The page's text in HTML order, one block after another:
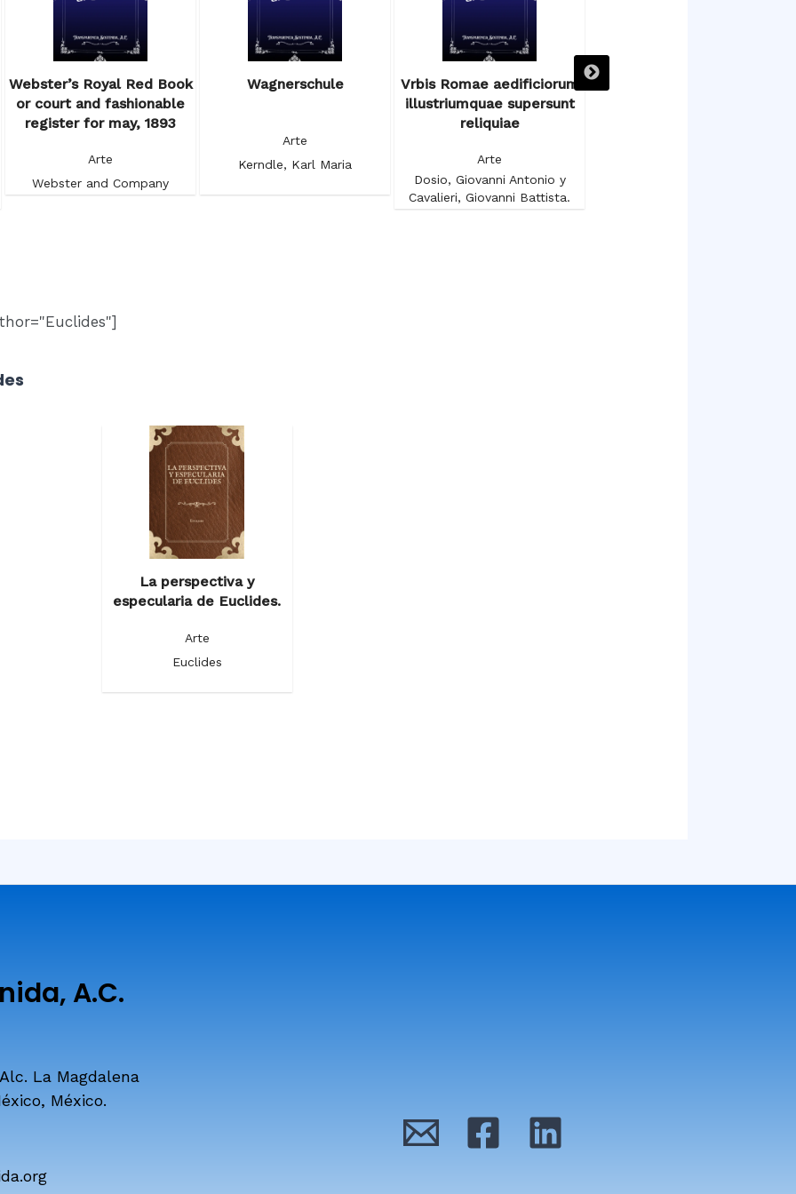
Webster’s Royal Red Book
or court and fashionable
register for may, 1893
Arte
Webster and Company
Wagnerschule
Arte
Kerndle, Karl Maria
Vrbis Romae aedificiorum
illustriumquae supersunt
reliquiae
Arte
Dosio, Giovanni Antonio y
Cavalieri, Giovanni Battista.
Voyage autour du Salon
La perspectiva y
especularia de Euclides.
Arte
Euclides
A.C.
La Magdalena
México.